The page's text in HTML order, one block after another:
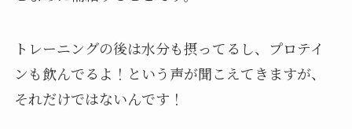
トレーニングの後は水分も摂ってるし、プロテイ
ンも飲んでるよ！という声が聞こえてきますが、
それだけではないんです！